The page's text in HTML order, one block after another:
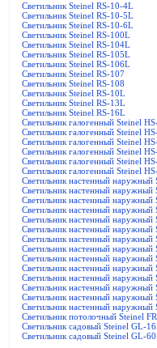
Светильник Steinel RS-10-4L
Светильник Steinel RS-10-5L
Светильник Steinel RS-10-6L
Светильник Steinel RS-100L
Светильник Steinel RS-104L
Светильник Steinel RS-105L
Светильник Steinel RS-106L
Светильник Steinel RS-107
Светильник Steinel RS-108
Светильник Steinel RS-10L
Светильник Steinel RS-13L
Светильник Steinel RS-16L
Светильник галогенный Steinel
Светильник галогенный Steinel
Светильник галогенный Steinel
Светильник галогенный Steinel
Светильник галогенный Steinel
Светильник галогенный Steinel
Светильник настенный наружный
Светильник настенный наружный
Светильник настенный наружный
Светильник настенный наружный
Светильник настенный наружный
Светильник настенный наружный
Светильник настенный наружный
Светильник настенный наружный
Светильник настенный наружный
Светильник настенный наружный
Светильник настенный наружный
Светильник настенный наружный
Светильник настенный наружный
Светильник настенный наружный
Светильник потолочный Steinel
Светильник садовый Steinel GL-
Светильник садовый Steinel GL-